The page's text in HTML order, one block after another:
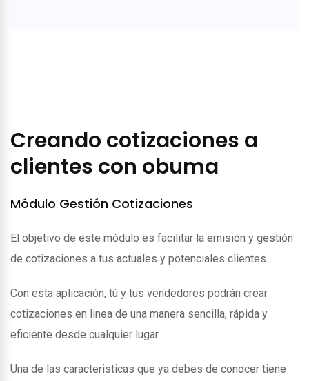
Creando cotizaciones a
clientes con obuma
Módulo Gestión Cotizaciones
El objetivo de este módulo es facilitar la emisión y gestión
de cotizaciones a tus actuales y potenciales clientes.
Con esta aplicación, tú y tus vendedores podrán crear
cotizaciones en linea de una manera sencilla, rápida y
eficiente desde cualquier lugar.
Una de las caracteristicas que ya debes de conocer tiene